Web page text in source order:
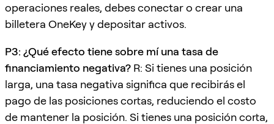
operaciones reales, debes conectar o crear una
billetera OneKey y depositar activos.
P3: ¿Qué efecto tiene sobre mí una tasa de
financiamiento negativa? R: Si tienes una posición
larga, una tasa negativa significa que recibirás el
pago de las posiciones cortas, reduciendo el costo
de mantener la posición. Si tienes una posición corta,